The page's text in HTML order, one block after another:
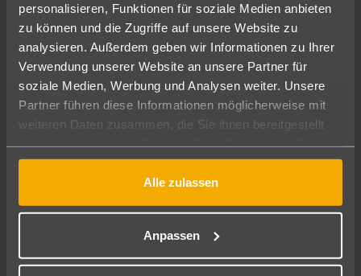
personalisieren, Funktionen für soziale Medien anbieten
zu können und die Zugriffe auf unsere Website zu
analysieren. Außerdem geben wir Informationen zu Ihrer
Verwendung unserer Website an unsere Partner für
soziale Medien, Werbung und Analysen weiter. Unsere
Partner führen diese Informationen möglicherweise mit
weiteren Daten zusammen, die Sie ihnen bereitgestellt
gesammelt haben.
Alle zulassen
Anpassen
Direkt am Schwarzen Meer gelegen, bietet der
Sonnenstrand auf acht Kilometern feinen, flach
abfallenden Sandstrand, bis zu 100 Meter breit. Ideal für
Sonnenanbeter und Wassersportler, verwandelt sich die
Region im Sommer mit zahlreichen Bars, Pubs, Clubs und
Restaurants zu einem lebhaften Urlaubserlebnis. Der
für eine bequeme Anreise.
Jetzt entdecken